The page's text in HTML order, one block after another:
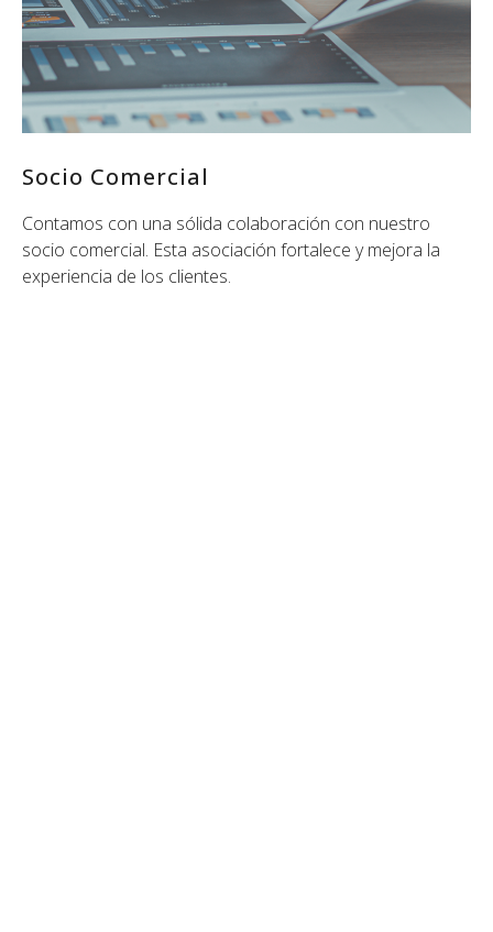
Socio Comercial
Contamos con una sólida colaboración con nuestro
socio comercial. Esta asociación fortalece y mejora la
experiencia de los clientes.